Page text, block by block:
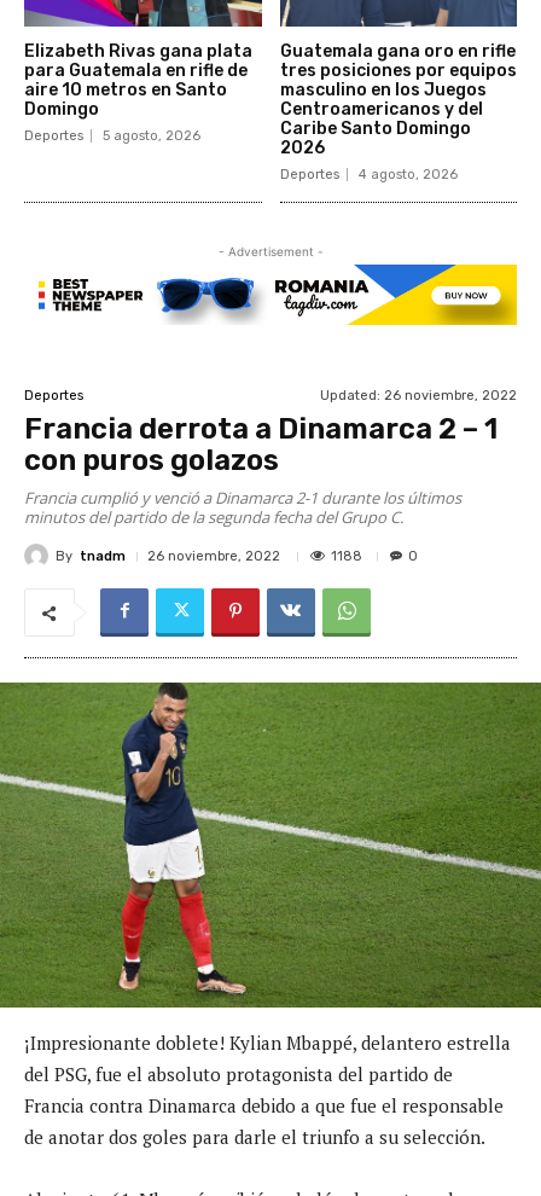
Elizabeth Rivas gana plata
para Guatemala en rifle de
aire 10 metros en Santo
Domingo
Deportes 5 agosto, 2026
Guatemala gana oro en rifle
tres posiciones por equipos
masculino en los Juegos
Centroamericanos y del
Caribe Santo Domingo
2026
Deportes 4 agosto, 2026
- Advertisement -